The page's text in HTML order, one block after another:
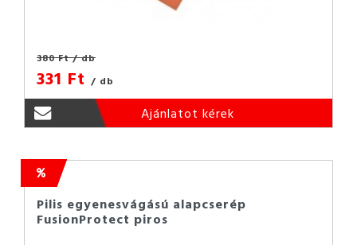
380 Ft/ db
331 Ft / db
Ajánlatot kérek
Pilis egyenesvágású alapcserép
FusionProtect piros